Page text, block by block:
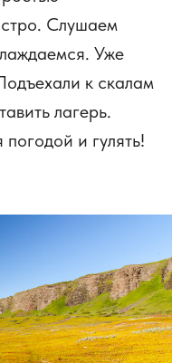
Слушаем
Уже
к скалам
лагерь.
и гулять!